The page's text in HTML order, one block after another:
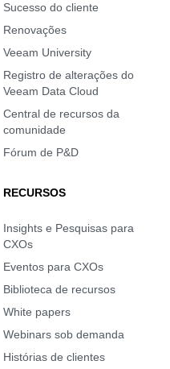
Sucesso do cliente
Renovações
Veeam University
Registro de alterações do
Veeam Data Cloud
Central de recursos da
comunidade
Fórum de P&D
RECURSOS
Insights e Pesquisas para
CXOs
Eventos para CXOs
Biblioteca de recursos
White papers
Webinars sob demanda
Histórias de clientes